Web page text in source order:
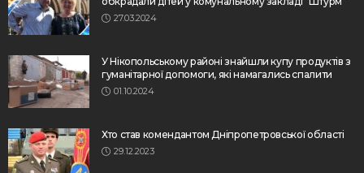
27.03.2024
У Нікопольському районі знайшли купу продуктів з
гуманітарної допомоги, які намагались спалити
01.10.2024
Хто став комендантом Дніпропетровської області
29.12.2023